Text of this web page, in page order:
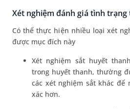
Xét nghiệm đánh giá tình trạng
Có thể thực hiện nhiều loại xét
được mục đích này
Xét nghiệm sắt huyết
trong huyết thanh, thường
các xét nghiệm sắt khác để
xác hơn.